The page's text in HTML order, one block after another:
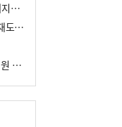
홈플, 2000억 원 자금 마련…회생절차 폐지에 즉시항고(종합)
홈플러스, 법원에 즉시항고…기업회생 ‘재도전’
메리츠, 홈플러스 회생 긴급자금 2000억 원 지원 승인